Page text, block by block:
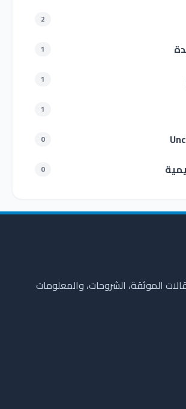
2
1
1
1
0
0
الموثقة، الشروحات، والمعلومات